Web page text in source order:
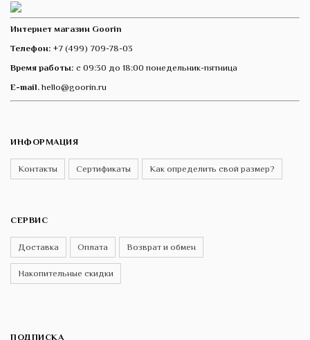
Интернет магазин Goorin
Телефон: +7 (499) 709-78-03
Время работы: с 09:30 до 18:00 понедельник-пятница
E-mail. hello@goorin.ru
ИНФОРМАЦИЯ
Контакты Сертификаты Как определить свой размер?
СЕРВИС
Доставка Оплата Возврат и обмен
Накопительные скидки
ПОДПИСКА